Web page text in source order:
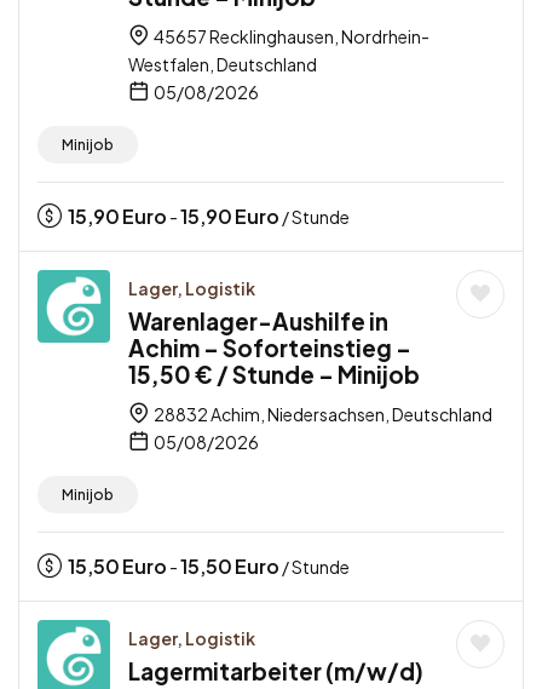
45657 Recklinghausen, Nordrhein-
Westfalen, Deutschland
05/08/2026
Minijob
15,90Euro -15,90Euro / Stunde
Lager, Logistik
Warenlager-Aushilfe in
Achim – Soforteinstieg –
15,50 € / Stunde – Minijob
28832 Achim, Niedersachsen, Deutschland
05/08/2026
Minijob
15,50Euro -15,50Euro / Stunde
Lager, Logistik
Lagermitarbeiter (m/w/d)